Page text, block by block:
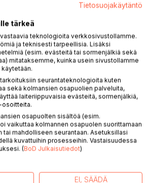
olevan runotrilogian toinen
täysin itsenäinen teos. Ensimmäinen
tulla” ilmestyi keväällä 2016. Tuomo
Hyvinkään Kaukasissa.
Tietosuojakäytäntö
tärkeä
teknologioita verkkosivustollamme.
ja teknisesti tarpeellisia. Lisäksi
(esim. evästeitä tai sormenjälkiä sekä
mitataksemme, kuinka usein sivustollamme
seurantateknologioita kuten
sekä kolmansien osapuolien palveluita,
laiteriippuvaisia evästeitä, sormenjälkiä,
osoitteita.
osapuolten sisältöä (esim.
vaikuttaa kolmannen osapuolen suorittamaan
mahdolliseen seurantaan. Asetuksillasi
kuvattuihin prosesseihin. Vastaisuudessa
(BoD Julkaisutiedot)
EI, SÄÄDÄ